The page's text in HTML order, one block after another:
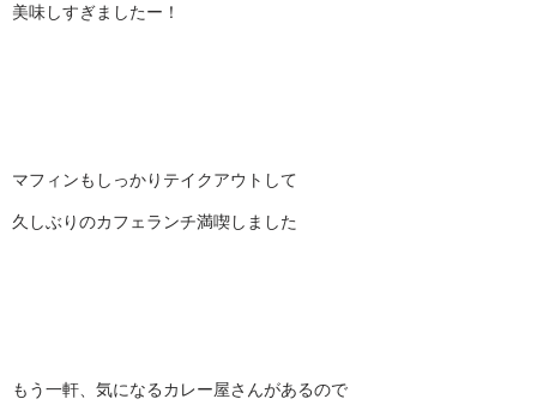
美味しすぎましたー！
マフィンもしっかりテイクアウトして
久しぶりのカフェランチ満喫しました
もう一軒、気になるカレー屋さんがあるので